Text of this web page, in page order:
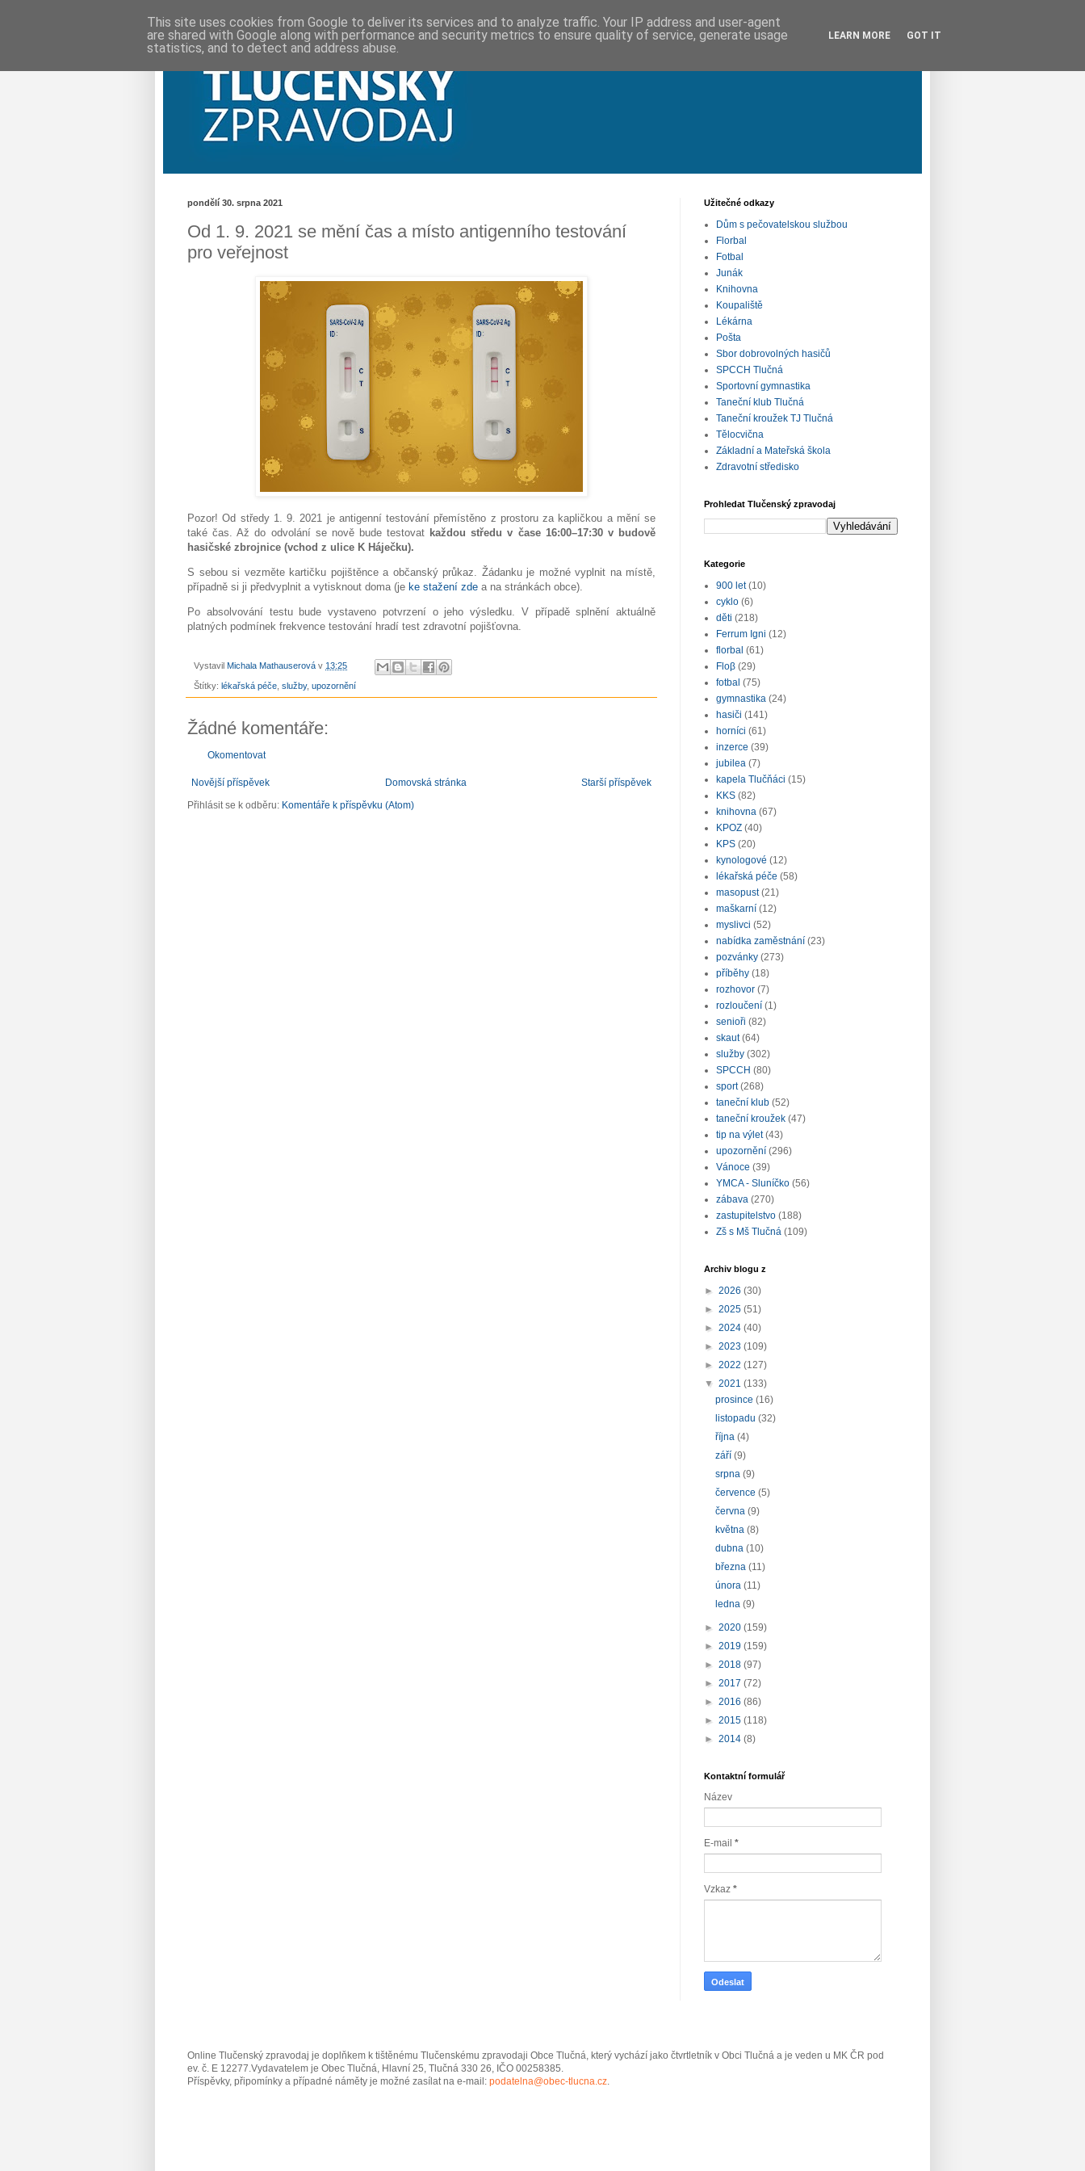
pondělí 30. srpna 2021
Od 1. 9. 2021 se mění čas a místo antigenního testování
pro veřejnost
Pozor! Od středy 1. 9. 2021 je antigenní testování přemístěno z prostoru za kapličkou a mění se
také čas. Až do odvolání se nově bude testovat každou středu v čase 16:00–17:30 v budově
hasičské zbrojnice (vchod z ulice K Háječku).
S sebou si vezměte kartičku pojištěnce a občanský průkaz. Žádanku je možné vyplnit na místě,
případně si ji předvyplnit a vytisknout doma (je ke stažení zde a na stránkách obce).
Po absolvování testu bude vystaveno potvrzení o jeho výsledku. V případě splnění aktuálně
platných podmínek frekvence testování hradí test zdravotní pojišťovna.
Vystavil Michala Mathauserová v 13:25
Štítky: lékařská péče služby, upozornění
Žádné komentáře:
Okomentovat
Novější příspěvek Starší příspěvek
Domovská stránka
Přihlásit se k odběru: Komentáře k příspěvku (Atom)
Užitečné odkazy
Dům s pečovatelskou službou
Florbal
Fotbal
Junák
Knihovna
Koupaliště
Lékárna
Pošta
Sbor dobrovolných hasičů
SPCCH Tlučná
Sportovní gymnastika
Taneční klub Tlučná
Taneční kroužek TJ Tlučná
Tělocvična
Základní a Mateřská škola
Zdravotní středisko
Prohledat Tlučenský zpravodaj
Kategorie
900 let (10)
cyklo (6)
děti (218)
Ferrum Igni (12)
florbal (61)
Floβ (29)
fotbal (75)
gymnastika (24)
hasiči (141)
horníci (61)
inzerce (39)
jubilea (7)
kapela Tlučňáci (15)
KKS (82)
knihovna (67)
KPOZ (40)
KPS (20)
kynologové (12)
lékařská péče (58)
masopust (21)
maškarní (12)
myslivci (52)
nabídka zaměstnání (23)
pozvánky (273)
příběhy (18)
rozhovor (7)
rozloučení (1)
senioři (82)
skaut (64)
služby (302)
SPCCH (80)
sport (268)
taneční klub (52)
taneční kroužek (47)
tip na výlet (43)
upozornění (296)
Vánoce (39)
YMCA - Sluníčko (56)
zábava (270)
zastupitelstvo (188)
Zš s Mš Tlučná (109)
Archiv blogu z
► 2026 (30)
► 2025 (51)
► 2024 (40)
► 2023 (109)
► 2022 (127)
▼ 2021 (133)
prosince(16)
listopadu(32)
října(4)
září(9)
srpna(9)
července(5)
června(9)
května(8)
dubna(10)
března(11)
února(11)
ledna(9)
► 2020 (159)
► 2019 (159)
► 2018 (97)
► 2017 (72)
► 2016 (86)
► 2015 (118)
► 2014 (8)
Kontaktní formulář
Název
E-mail *
Vzkaz *
Online Tlučenský zpravodaj je doplňkem k tištěnému Tlučenskému zpravodaji Obce Tlučná, který vychází jako čtvrtletník v Obci Tlučná a je veden u MK ČR pod
ev. č. E 12277.Vydavatelem je Obec Tlučná, Hlavní 25, Tlučná 330 26, IČO 00258385.
Příspěvky, připomínky a případné náměty je možné zasílat na e-mail: podatelna@obec-tlucna.cz.
This site uses cookies from Google to deliver its services and to analyze traffic. Your IP address and user-agent
are shared with Google along with performance and security metrics to ensure quality of service, generate usage
statistics, and to detect and address abuse.
LEARN MORE GOT IT